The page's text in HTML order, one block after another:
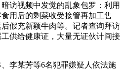
访视频中发觉的乱象包罗：利用
用后的剩菜收受接管再加工售
假充新颖牛肉等。记者查询拜访
供给健康证，大量无证伙计间接
某芳等6名犯罪嫌疑人依法施